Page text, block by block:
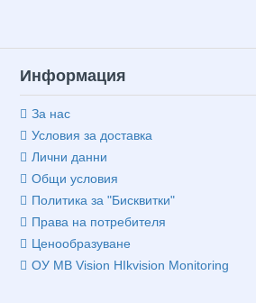
Информация
За нас
Условия за доставка
Лични данни
Общи условия
Политика за "Бисквитки"
Права на потребителя
Ценообразуване
ОУ MB Vision HIkvision Monitoring